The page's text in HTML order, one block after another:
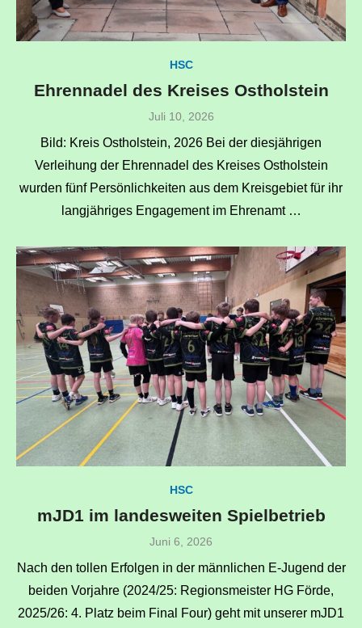
HSC
Ehrennadel des Kreises Ostholstein
Veröffentlicht
Juli 10, 2026
Bild: Kreis Ostholstein, 2026 Bei der diesjährigen
Verleihung der Ehrennadel des Kreises Ostholstein
wurden fünf Persönlichkeiten aus dem Kreisgebiet für ihr
langjähriges Engagement im Ehrenamt …
HSC
mJD1 im landesweiten Spielbetrieb
Veröffentlicht
Juni 6, 2026
Nach den tollen Erfolgen in der männlichen E-Jugend der
beiden Vorjahre (2024/25: Regionsmeister HG Förde,
2025/26: 4. Platz beim Final Four) geht mit unserer mJD1